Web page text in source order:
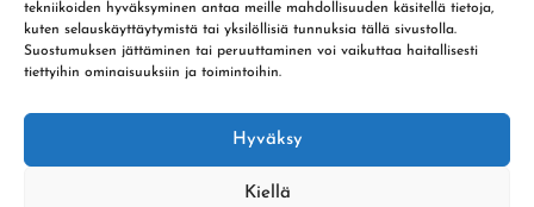
tekniikoiden hyväksyminen antaa meille mahdollisuuden käsitellä tietoja,
kuten selauskäyttäytymistä tai yksilöllisiä tunnuksia tällä sivustolla.
Suostumuksen jättäminen tai peruuttaminen voi vaikuttaa haitallisesti
tiettyihin ominaisuuksiin ja toimintoihin.
Hyväksy
Kiellä
joukkueenjohtajaJanne Ritari.
mielessä, mutta kuten aiemminkin tällä
kaudella – ei Kilpa-Veljet onnistunut